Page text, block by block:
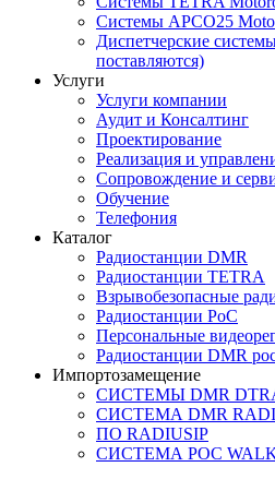
Системы APCO25
Диспетчерские
поставляются)
Услуги
Услуги компании
Аудит и Консалтинг
Проектирование
Реализация и
Сопровождение и
Обучение
Телефония
Каталог
Радиостанции DMR
Радиостанции TETRA
Взрывобезопасные
Радиостанции PoC
Персональные
Радиостанции DMR
Импортозамещение
СИСТЕМЫ DMR
СИСТЕМА DMR
ПО RADIUSIP
CИСТЕМА POC